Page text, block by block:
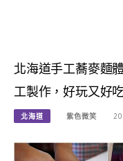
北海道手工蕎麥麵
工製作，好玩又好
北海道 紫色微笑